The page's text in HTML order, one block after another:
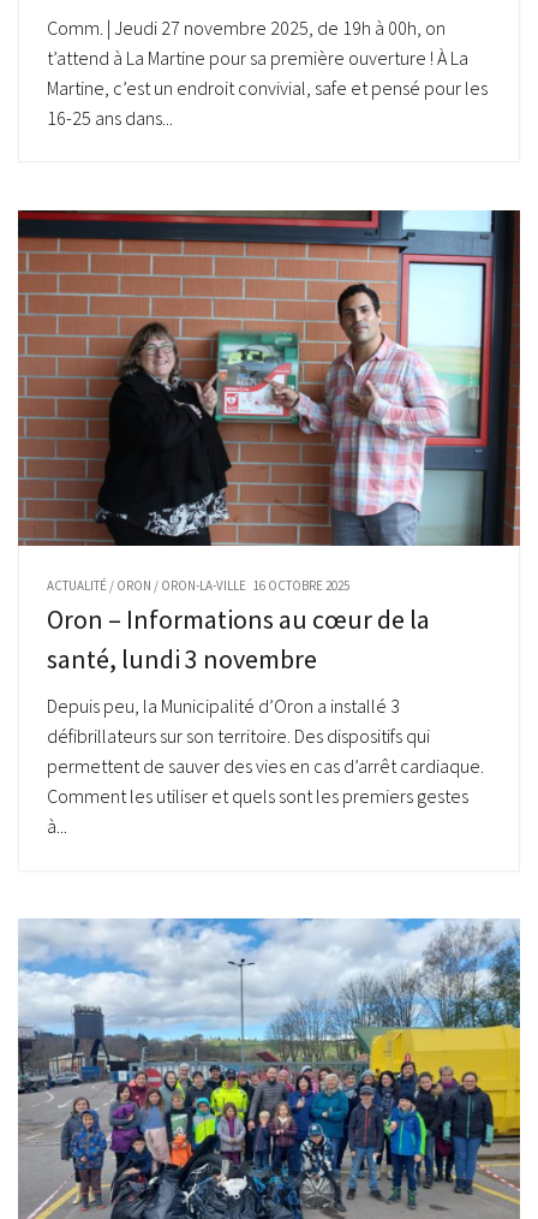
Comm. | Jeudi 27 novembre 2025, de 19h à 00h, on
t’attend à La Martine pour sa première ouverture ! À La
Martine, c’est un endroit convivial, safe et pensé pour les
16-25 ans dans...
ACTUALITÉ / ORON / ORON-LA-VILLE 16 OCTOBRE 2025
Oron – Informations au cœur de la
santé, lundi 3 novembre
Depuis peu, la Municipalité d’Oron a installé 3
défibrillateurs sur son territoire. Des dispositifs qui
permettent de sauver des vies en cas d’arrêt cardiaque.
Comment les utiliser et quels sont les premiers gestes
à...